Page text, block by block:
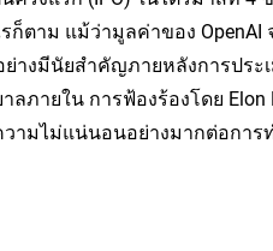
ตาม แม้ว่ามูลค่าของ OpenAI
างมีนัยสำคัญภายหลังการประ
ภายใน การฟ้องร้องโดย Elon
ามไม่แน่นอนอย่างมากต่อการ